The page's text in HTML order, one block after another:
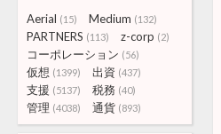
Aerial (15) Medium (132)
PARTNERS (113) z-corp (2)
コーポレーション (56)
仮想 (1399) 出資 (437)
支援 (5137) 税務 (40)
管理 (4038) 通貨 (893)